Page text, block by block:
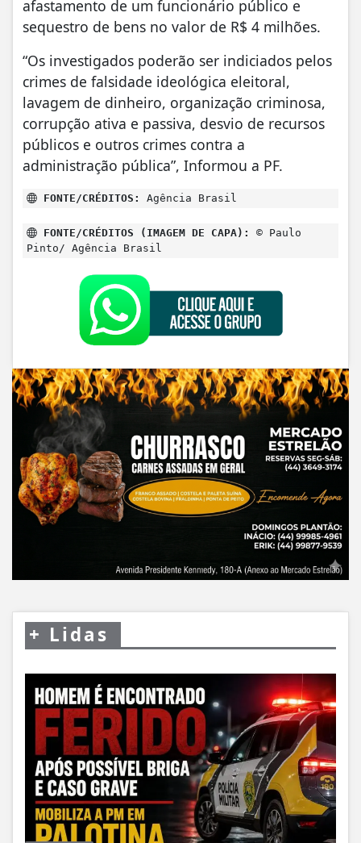
afastamento de um funcionário público e
sequestro de bens no valor de R$ 4 milhões.
“Os investigados poderão ser indiciados pelos
crimes de falsidade ideológica eleitoral,
lavagem de dinheiro, organização criminosa,
corrupção ativa e passiva, desvio de recursos
públicos e outros crimes contra a
administração pública”, Informou a PF.
FONTE/CRÉDITOS: Agência Brasil
FONTE/CRÉDITOS (IMAGEM DE CAPA):
© Paulo
Pinto/ Agência Brasil
+ Lidas